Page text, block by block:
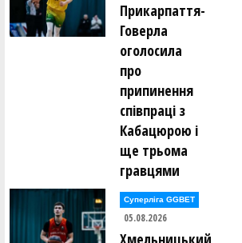
Прикарпаття-
Говерла
оголосила
про
припинення
співпраці з
Кабацюрою і
ще трьома
гравцями
Суперліга GGBET
05.08.2026
Хмельницький